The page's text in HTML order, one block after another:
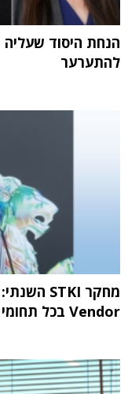
הנחת היסוד שעליה
להתערער
Vendor בכל תחומי שוק ה-IT